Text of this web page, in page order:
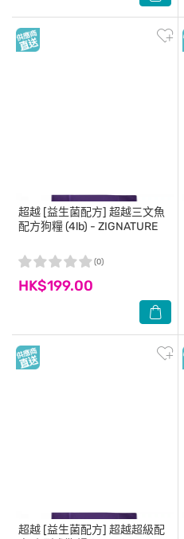
超越 [益生菌配方] 超越三文魚
配方狗糧 (4lb) - ZIGNATURE
HK$199.00
(0)
超越 [益生菌配方] 超越超級配